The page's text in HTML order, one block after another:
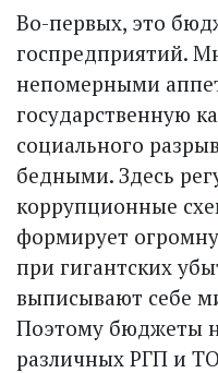
Во-первых, это
госпредприятий.
непомерными
государственную
социального
бедными. Здесь
коррупционные
формирует
при гигантских
выписывают себе
Поэтому бюджеты
различных РГП и